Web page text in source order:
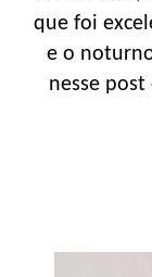
que foi
e o
nesse